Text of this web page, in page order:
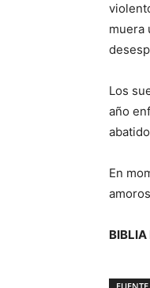
muera
Los
año
En
BIBLIA